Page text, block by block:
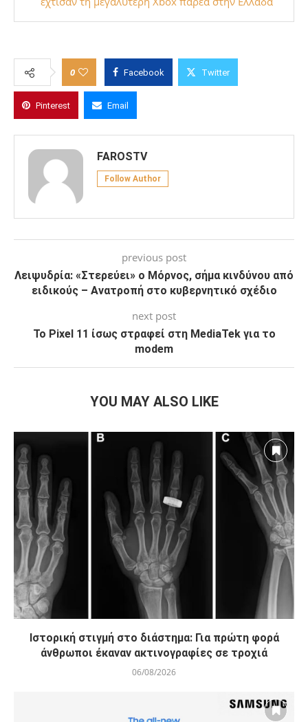
0 Facebook Twitter
Pinterest Email
FAROSTV
Follow Author
previous post
Λειψυδρία: «Στερεύει» ο Μόρνος, σήμα κινδύνου από
ειδικούς – Ανατροπή στο κυβερνητικό σχέδιο
next post
Το Pixel 11 ίσως στραφεί στη MediaTek για το
modem
YOU MAY ALSO LIKE
Ιστορική στιγμή στο διάστημα: Για πρώτη φορά
άνθρωποι έκαναν ακτινογραφίες σε τροχιά
06/08/2026